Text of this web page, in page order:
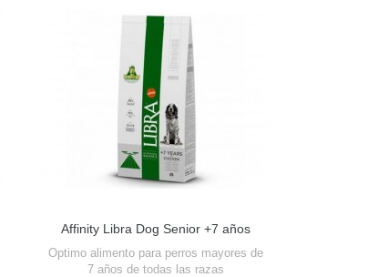
Affinity Libra Dog Senior +7 años
Optimo alimento para perros mayores de
7 años de todas las razas